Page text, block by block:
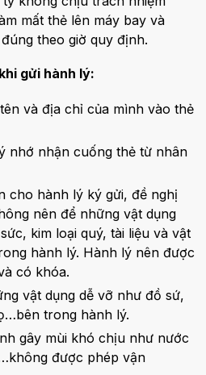
mất thẻ lên máy bay và
theo giờ quy định.
gửi hành lý:
và địa chỉ của mình vào thẻ
nhớ nhận cuống thẻ từ nhân
cho hành lý ký gửi, đề nghị
nên để những vật dụng
kim loại quý, tài liệu và vật
hành lý. Hành lý nên được
có khóa.
vật dụng dễ vỡ như đồ sứ,
trong hành lý.
gây mùi khó chịu như nước
được phép vận